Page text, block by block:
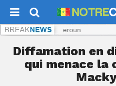
Diffamation en
qui menace la